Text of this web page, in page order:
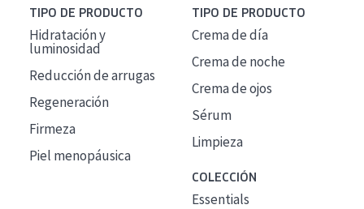
TIPO DE PRODUCTO
Hidratación y
luminosidad
Reducción de arrugas
Regeneración
Firmeza
Piel menopáusica
TIPO DE PRODUCTO
Crema de día
Crema de noche
Crema de ojos
Sérum
Limpieza
COLECCIÓN
Essentials